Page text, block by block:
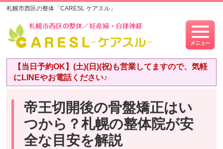
札幌市西区の整体「CARESL ケアスル」
【当日予約OK】(土)(日)(祝)も営業してますので、気軽
にLINEやお電話ください♪
帝王切開後の骨盤矯正はい
つから？札幌の整体院が安
全な目安を解説